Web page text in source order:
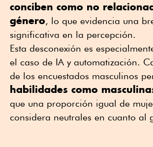
conciben como no
género, lo que evidencia una
significativa en la percepción.
Esta desconexión es
el caso de IA y automatización.
de los encuestados masculinos
habilidades como
que una proporción igual de
considera neutrales en cuanto al